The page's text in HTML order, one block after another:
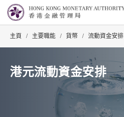
主頁 / 主要職能 / 貨幣 / 流動資金安排
港元流動資金安排